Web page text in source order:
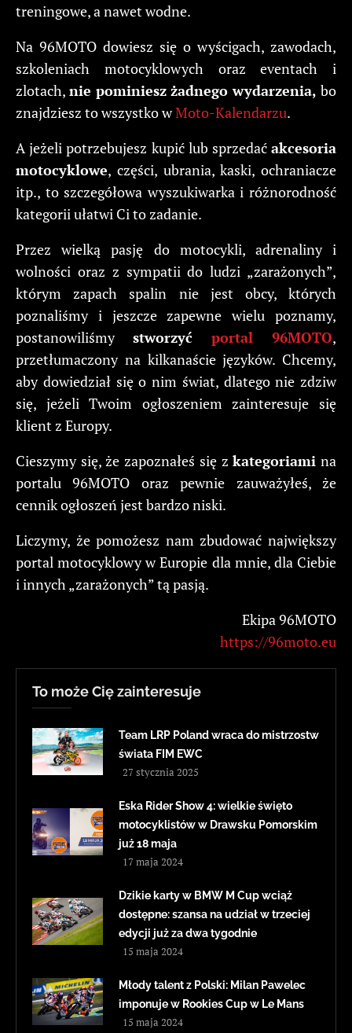
treningowe, a nawet wodne.
Na 96MOTO dowiesz się o wyścigach, zawodach,
szkoleniach motocyklowych oraz eventach i
zlotach, nie pominiesz żadnego wydarzenia, bo
znajdziesz to wszystko wMoto-Kalendarzu.
A jeżeli potrzebujesz kupić lub sprzedać akcesoria
motocyklowe, części, ubrania, kaski, ochraniacze
itp., to szczegółowa wyszukiwarka i różnorodność
kategorii ułatwi Ci to zadanie.
Przez wielką pasję do motocykli, adrenaliny i
wolności oraz z sympatii do ludzi „zarażonych”,
którym zapach spalin nie jest obcy, których
poznaliśmy i jeszcze zapewne wielu poznamy,
postanowiliśmy stworzyć portal 96MOTO,
przetłumaczony na kilkanaście języków. Chcemy,
aby dowiedział się o nim świat, dlatego nie zdziw
się, jeżeli Twoim ogłoszeniem zainteresuje się
klient z Europy.
Cieszymy się, że zapoznałeś się zkategoriami na
portalu 96MOTO oraz pewnie zauważyłeś, że
cennik ogłoszeń jest bardzo niski.
Liczymy, że pomożesz nam zbudować największy
portal motocyklowy w Europie dla mnie, dla Ciebie
i innych „zarażonych” tą pasją.
Ekipa 96MOTO
https://96moto.eu
To może Cię zainteresuje
Team LRP Poland wraca do mistrzostw
świata FIM EWC
27 stycznia 2025
Eska Rider Show 4: wielkie święto
motocyklistów w Drawsku Pomorskim
już 18 maja
17 maja 2024
Dzikie karty w BMW M Cup wciąż
dostępne: szansa na udział w trzeciej
edycji już za dwa tygodnie
15 maja 2024
Młody talent z Polski: Milan Pawelec
imponuje w Rookies Cup w Le Mans
15 maja 2024